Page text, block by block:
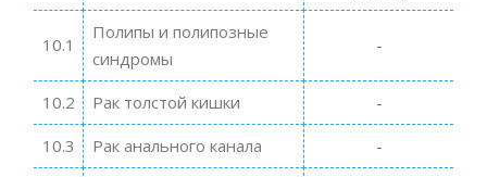
10.1
Полипы и полипозные
синдромы
-
10.2 Рак толстой кишки
-
10.3
Рак анального канала -